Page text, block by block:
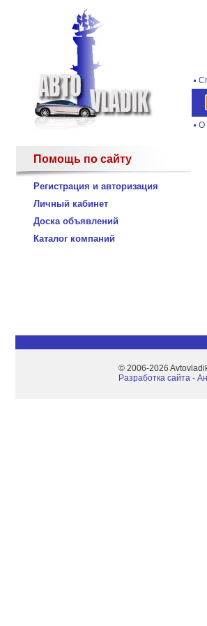
О
Помощь по сайту
Регистрация и авторизация
Личный кабинет
Доска объявлений
Каталог компаний
© 2006-2026
Разработка сайта -